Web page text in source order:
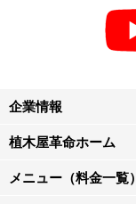
企業情報
植木屋革命ホーム
メニュー（料金一覧）